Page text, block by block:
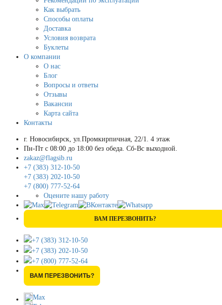
Как выбрать
Способы оплаты
Доставка
Условия возврата
Буклеты
О компании
О нас
Блог
Вопросы и ответы
Отзывы
Вакансии
Карта сайта
Контакты
г. Новосибирск, ул.Промкирпичная, 22/1. 4 этаж
Пн-Пт с 08:00 до 18:00 без обеда. Сб-Вс выходной.
zakaz@flagsib.ru
+7 (383) 312-10-50
+7 (383) 202-10-50
+7 (800) 777-52-64
Оцените нашу работу
ВАМ ПЕРЕЗВОНИТЬ?
+7 (383) 312-10-50
+7 (383) 202-10-50
+7 (800) 777-52-64
ВАМ ПЕРЕЗВОНИТЬ?
Max